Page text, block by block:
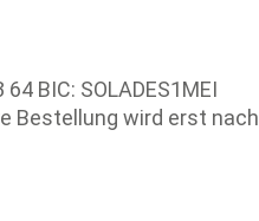
BIC: SOLADES1MEI
Bestellung wird erst nach